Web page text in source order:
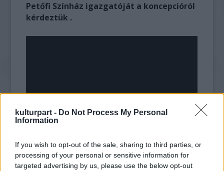
kulturpart - Do Not Process My Personal
Information
If you wish to opt-out of the sale, sharing to third parties, or
processing of your personal or sensitive information for
targeted advertising by us, please use the below opt-out
Petőfi Színház igazgatóját a koncepcióról
kérdeztük .